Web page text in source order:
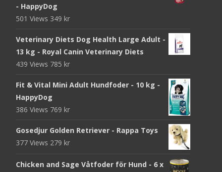
- HappyDog
501 Views 349 kr
Veterinary Diets Dog Health Large Adult -
13 kg - Royal Canin Veterinary Diets
439 Views 785 kr
Fit & Vital Mini Adult Hundfoder - 10 kg -
HappyDog
386 Views 769 kr
Gosedjur Golden Retriever - Rappa Toys
377 Views 279 kr
Chicken and Sage Våtfoder för Hund - 6 x